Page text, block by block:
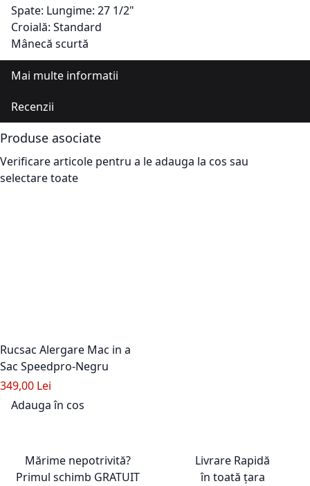
Spate: Lungime: 27 1/2"
Croială: Standard
Mânecă scurtă
Mai multe informatii
Recenzii
Produse asociate
Verificare articole pentru a le adauga la cos sau
selectare toate
Rucsac Alergare Mac in a
Sac Speedpro-Negru
349,00 Lei
Adauga în cos
Mărime nepotrivită?
Primul schimb GRATUIT
Livrare Rapidă
în toată țara